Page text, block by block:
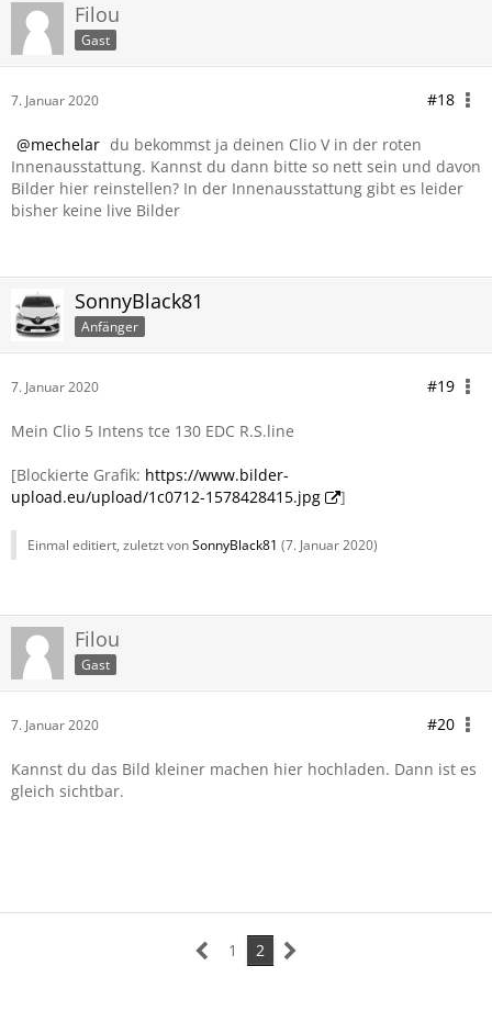
Filou
Gast
7. Januar 2020 #18
mechelar du bekommst ja deinen Clio V in der roten
Innenausstattung. Kannst du dann bitte so nett sein und davon
Bilder hier reinstellen? In der Innenausstattung gibt es leider
bisher keine live Bilder
SonnyBlack81
Anfänger
7. Januar 2020 #19
Mein Clio 5 Intens tce 130 EDC R.S.line
[Blockierte Grafik: https://www.bilder-
upload.eu/upload/1c0712-1578428415.jpg
]
Einmal editiert, zuletzt vonSonnyBlack81 (7. Januar 2020)
Filou
Gast
7. Januar 2020 #20
Kannst du das Bild kleiner machen hier hochladen. Dann ist es
gleich sichtbar.
1 2